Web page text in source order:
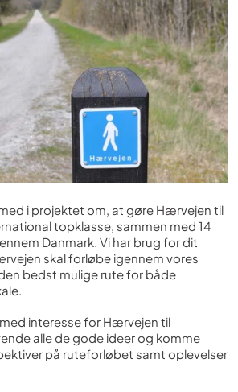
i projektet om, at gøre Hærvejen til
topklasse, sammen med 14
Danmark. Vi har brug for dit
skal forløbe igennem vores
bedst mulige rute for både
interesse for Hærvejen til
alle de gode ideer og komme
på ruteforløbet samt oplevelser